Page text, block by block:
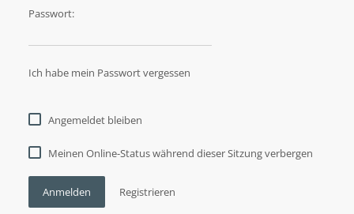
Passwort:
Ich habe mein Passwort vergessen
Angemeldet bleiben
Meinen Online-Status während dieser Sitzung verbergen
Anmelden Registrieren